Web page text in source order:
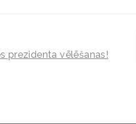
prezidenta vēlēšanas!